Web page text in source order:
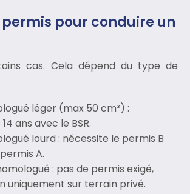
pour conduire un
cas. Cela dépend du type de
léger (max 50 cm³) :
ans avec le BSR.
lourd : nécessite le permis B
A.
: pas de permis exigé,
uniquement sur terrain privé.